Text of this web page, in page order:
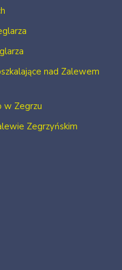
nad Zalewem
w Zegrzu
Zegrzyńskim